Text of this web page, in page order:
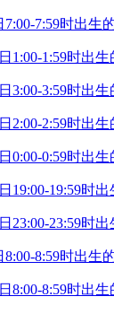
7:00-7:59时出生
1:00-1:59时出
3:00-3:59时出
2:00-2:59时出
0:00-0:59时出
19:00-19:59时
23:00-23:59时
8:00-8:59时出生
8:00-8:59时出